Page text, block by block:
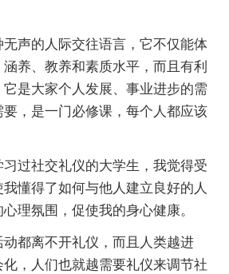
声的人际交往语言，它不仅能体
养、教养和素质水平，而且有利
是大家个人发展、事业进步的需
，是一门必修课，每个人都应该
过社交礼仪的大学生，我觉得受
懂得了如何与他人建立良好的人
理氛围，促使我的身心健康。
都离不开礼仪，而且人类越进
，人们也就越需要礼仪来调节社